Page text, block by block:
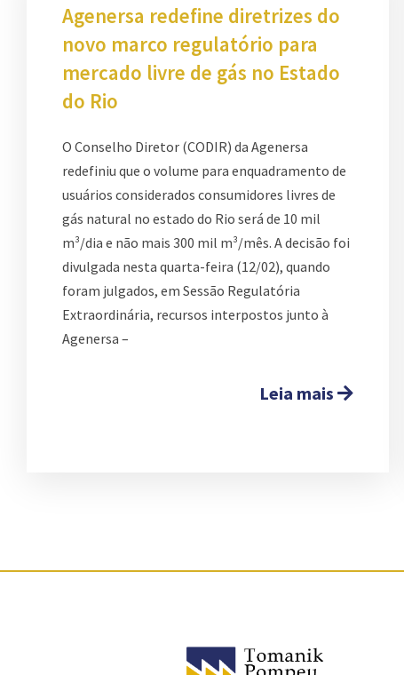
Agenersa redefine diretrizes do
novo marco regulatório para
mercado livre de gás no Estado
do Rio
O Conselho Diretor (CODIR) da Agenersa
redefiniu que o volume para enquadramento de
usuários considerados consumidores livres de
gás natural no estado do Rio será de 10 mil
m³/dia e não mais 300 mil m³/mês. A decisão foi
divulgada nesta quarta-feira (12/02), quando
foram julgados, em Sessão Regulatória
Extraordinária, recursos interpostos junto à
Agenersa –
Leia mais